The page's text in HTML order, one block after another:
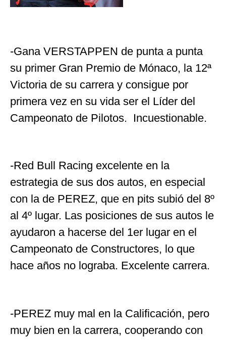
-Gana VERSTAPPEN de punta a punta
su primer Gran Premio de Mónaco, la 12ª
Victoria de su carrera y consigue por
primera vez en su vida ser el Líder del
Campeonato de Pilotos. Incuestionable.
-Red Bull Racing excelente en la
estrategia de sus dos autos, en especial
con la de PEREZ, que en pits subió del 8º
al 4º lugar. Las posiciones de sus autos le
ayudaron a hacerse del 1er lugar en el
Campeonato de Constructores, lo que
hace años no lograba. Excelente carrera.
-PEREZ muy mal en la Calificación, pero
muy bien en la carrera, cooperando con